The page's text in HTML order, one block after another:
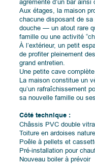
Aux étages, la maison
chacune disposant de
douche — un atout rare
famille ou une activité
À l’extérieur, un petit
de profiter pleinement
grand entretien.
Une petite cave
La maison constitue un
qu’un rafraîchissement
sa nouvelle famille ou
Côté technique :
Châssis PVC double
Toiture en ardoises
Poêle à pellets et
Pré-installation pour
Nouveau boiler à prévoir